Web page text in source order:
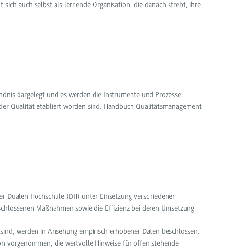
auch selbst als lernende Organisation, die danach strebt, ihre
dargelegt und es werden die Instrumente und Prozesse
Qualität etabliert worden sind. Handbuch Qualitätsmanagement
Dualen Hochschule (DH) unter Einsetzung verschiedener
Maßnahmen sowie die Effizienz bei deren Umsetzung
werden in Ansehung empirisch erhobener Daten beschlossen.
vorgenommen, die wertvolle Hinweise für offen stehende